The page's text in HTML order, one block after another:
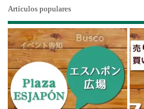
Artículos populares